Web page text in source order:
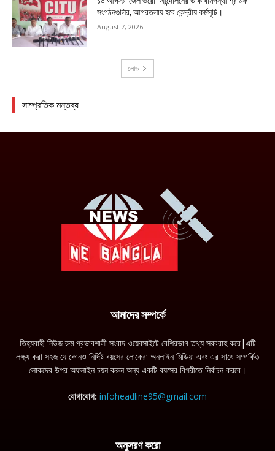
আমাদের সম্পর্কে
তিহ্যবাহী নিউজ রুম প্রভাবশালী সংবাদ ওয়েবসাইটে বেশিরভাগ তথ্য সরবরাহ করে|এটি
লক্ষ্য করা সহজ যে কোনও নির্দিষ্ট বয়সের লোকেরা অনলাইন মিডিয়া এবং এর সাথে সম্পর্কিত
লোকদের উপর অফলাইন চয়ন করুন অন্য একটি বয়সের বিপরীতে নির্বাচন করবে।
যোগাযোগ: infoheadline95@gmail.com
অনুসরণ করো